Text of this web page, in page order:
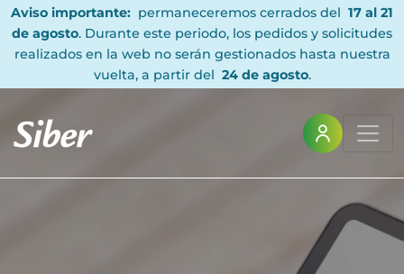
Aviso importante: permaneceremos cerrados del 17 al 21
de agosto. Durante este periodo, los pedidos y solicitudes
realizados en la web no serán gestionados hasta nuestra
vuelta, a partir del 24 de agosto.